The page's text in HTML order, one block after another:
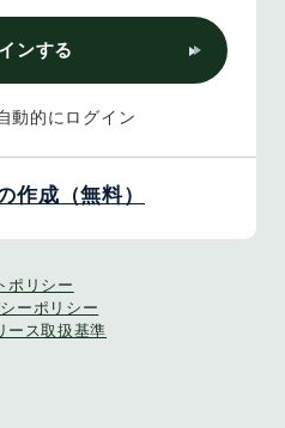
ンする
動的にログイン
作成（無料）
ポリシー
ーポリシー
ース取扱基準